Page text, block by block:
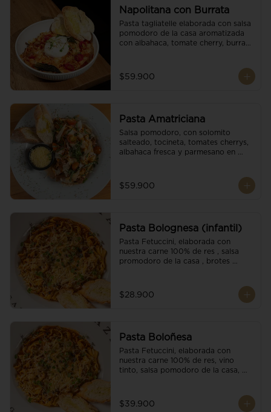
Napolitana con Burrata
Pasta tagliatelle elaborada con salsa
pomodoro de la casa aromatizada
con albahaca, tomate cherry, burrata
$59.900
Pasta Amatriciana
Salsa pomodoro, con solomito
salteado, tocineta, tomates cherrys,
albahaca fresca y parmesano en
$59.900
Pasta Bolognesa (infantil)
Pasta Fetuccini, elaborada con
nuestra carne 100% de res , salsa
promodoro de la casa , brotes
$28.900
Pasta Boloñesa
Pasta Fetuccini, elaborada con
nuestra carne 100% de res, vino
tinto, salsa pomodoro de la casa,
$39.900